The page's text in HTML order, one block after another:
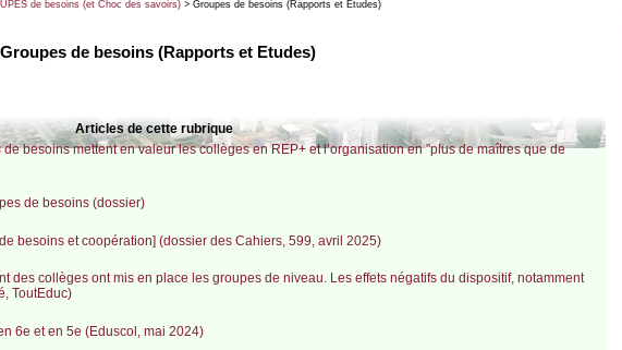
de besoins (et Choc des savoirs)> Groupes de besoins (Rapports et Etudes)
Groupes de besoins (Rapports et Etudes)
Articles de cette rubrique
besoins mettent en valeur les collèges en REP+ et l’organisation en "plus de maîtres que de
de besoins (dossier)
besoins et coopération] (dossier des Cahiers, 599, avril 2025)
des collèges ont mis en place les groupes de niveau. Les effets négatifs du dispositif, notamment
ToutEduc)
6e et en 5e (Eduscol, mai 2024)